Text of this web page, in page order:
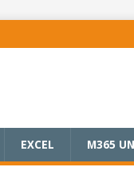
EXCEL M365